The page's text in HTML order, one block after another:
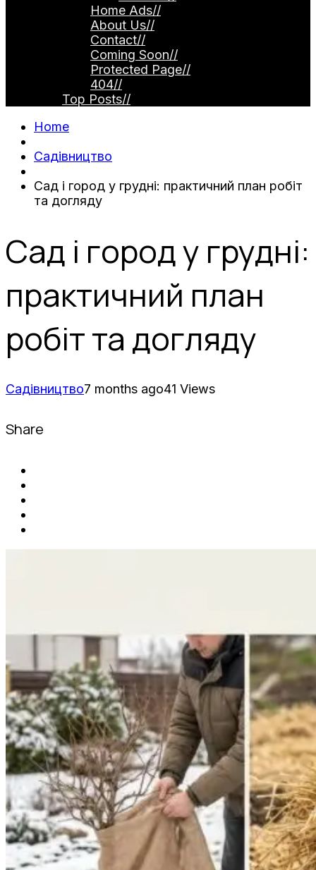
Home Ads//
About Us//
Contact//
Coming Soon//
Protected Page//
404//
Top Posts//
Home
Садівництво
Сад і город у грудні: практичний план робіт
та догляду
Сад і город у грудні:
практичний план
робіт та догляду
Садівництво7 months ago41 Views
Share